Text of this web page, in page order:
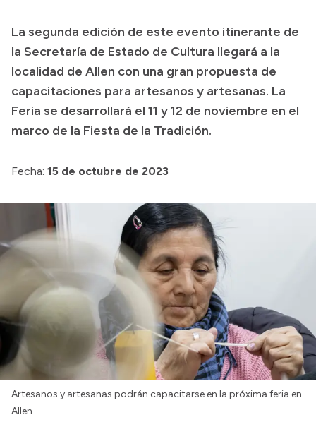
Boletín Oficial
Compras y licitaciones
Consulta de expedientes
Consulta de pago a proveedores
Convocatorias
La segunda edición de este evento itinerante de
la Secretaría de Estado de Cultura llegará a la
localidad de Allen con una gran propuesta de
capacitaciones para artesanos y artesanas. La
Feria se desarrollará el 11 y 12 de noviembre en el
marco de la Fiesta de la Tradición.
Fecha: 15 de octubre de 2023
Artesanos y artesanas podrán capacitarse en la próxima feria en
Allen.